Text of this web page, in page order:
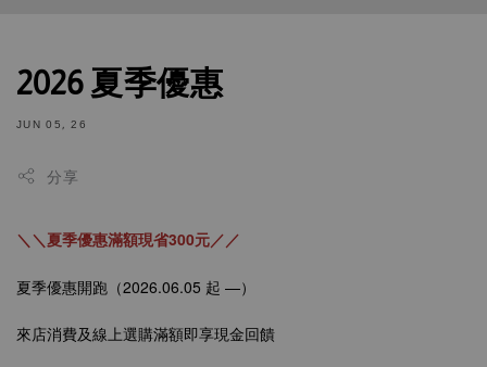
2026 夏季優惠
JUN 05, 26
分享
＼＼夏季優惠滿額現省300元／／
夏季優惠開跑（2026.06.05 起 —）
來店消費及線上選購滿額即享現金回饋